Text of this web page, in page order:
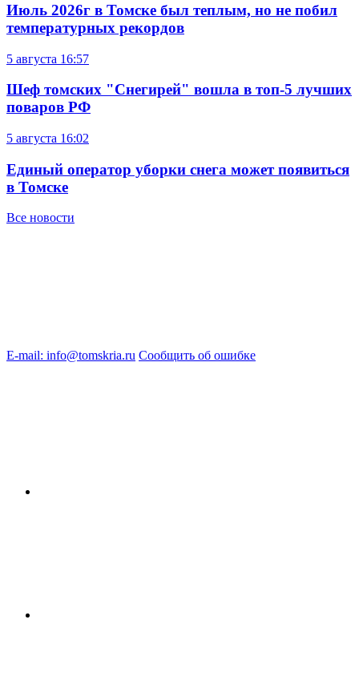
Июль 2026г в Томске был теплым, но не побил
температурных рекордов
5 августа 16:57
Шеф томских "Снегирей" вошла в топ-5 лучших
поваров РФ
5 августа 16:02
Единый оператор уборки снега может появиться
в Томске
Все новости
E-mail: info@tomskria.ru Сообщить об ошибке